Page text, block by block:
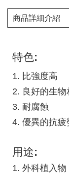
商品詳細介紹
特色:
1. 比強度高
2. 良好的生物
3. 耐腐蝕
4. 優異的抗
用途:
1. 外科植入物